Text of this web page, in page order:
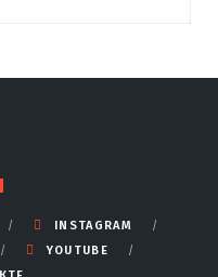
INSTAGRAM
YOUTUBE